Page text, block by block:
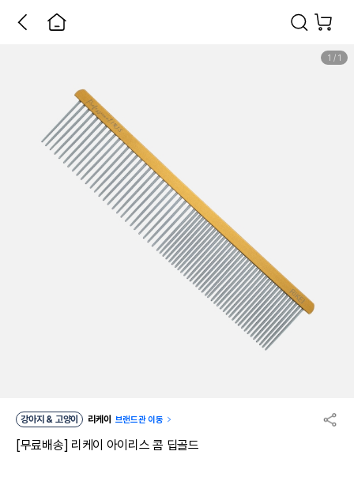
1 / 1
강아지 & 고양이 리케이 브랜드관 이동
[무료배송] 리케이 아이리스 콤 딥골드